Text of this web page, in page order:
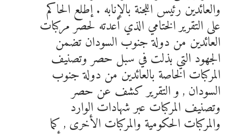
والعائدين رئيس اللجنة بالإنابه . إطلع الحاكم
على التقرير الختامي الذي أعدته لحصر مركبات
العائدين من دولة جنوب السودان تضمن
الجهود التي بذلت في سبل حصر وتصنيف
المركبات الخاصة بالعائدين من دولة جنوب
السودان , و التقرير كشف عن حصر
وتصنيف المركبات عبر شهادات الوارد
والمركبات الحكومية والمركبات الأخرى , كما